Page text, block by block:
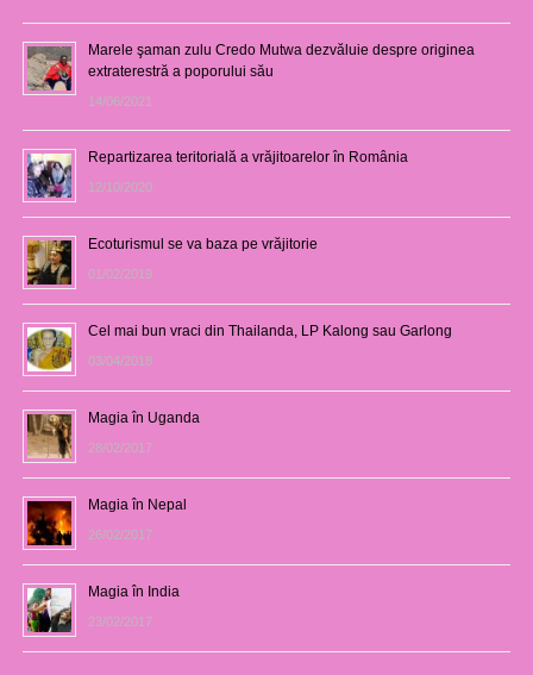
Marele şaman zulu Credo Mutwa dezvăluie despre originea
extraterestră a poporului său
14/06/2021
Repartizarea teritorială a vrăjitoarelor în România
12/10/2020
Ecoturismul se va baza pe vrăjitorie
01/02/2019
Cel mai bun vraci din Thailanda, LP Kalong sau Garlong
03/04/2018
Magia în Uganda
28/02/2017
Magia în Nepal
26/02/2017
Magia în India
23/02/2017